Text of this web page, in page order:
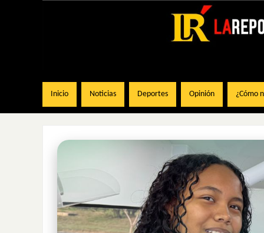
Inicio Noticias Deportes Opinión ¿Cómo